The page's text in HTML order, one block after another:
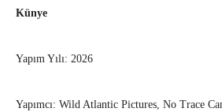
Künye
Yapım Yılı: 2026
Yapımcı: Wild Atlantic Pictures, No Trace